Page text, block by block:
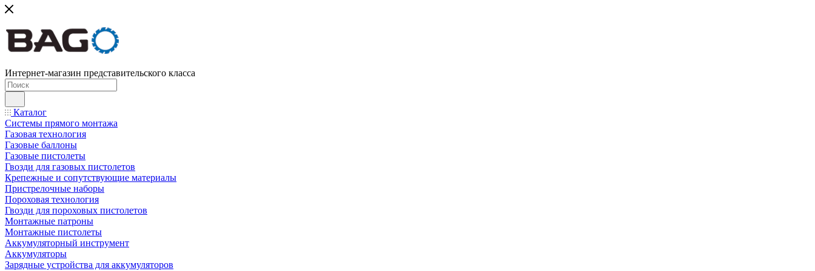
Интернет-магазин представительского класса
Каталог
Системы прямого монтажа
Газовая технология
Газовые баллоны
Газовые пистолеты
Гвозди для газовых пистолетов
Крепежные и сопутствующие материалы
Пристрелочные наборы
Пороховая технология
Гвозди для пороховых пистолетов
Монтажные патроны
Монтажные пистолеты
Аккумуляторный инструмент
Аккумуляторы
Зарядные устройства для аккумуляторов